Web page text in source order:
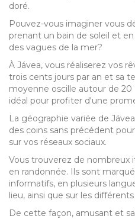
doré.
Pouvez-vous imaginer vous
prenant un bain de soleil et
des vagues de la mer?
À Jávea, vous réaliserez vos
trois cents jours par an et sa
moyenne oscille autour de
idéal pour profiter d'une
La géographie variée de
des coins sans précédent
sur vos réseaux sociaux.
Vous trouverez de nombreux
en randonnée. Ils sont
informatifs, en plusieurs
lieu, ainsi que sur les
De cette façon, amusant et